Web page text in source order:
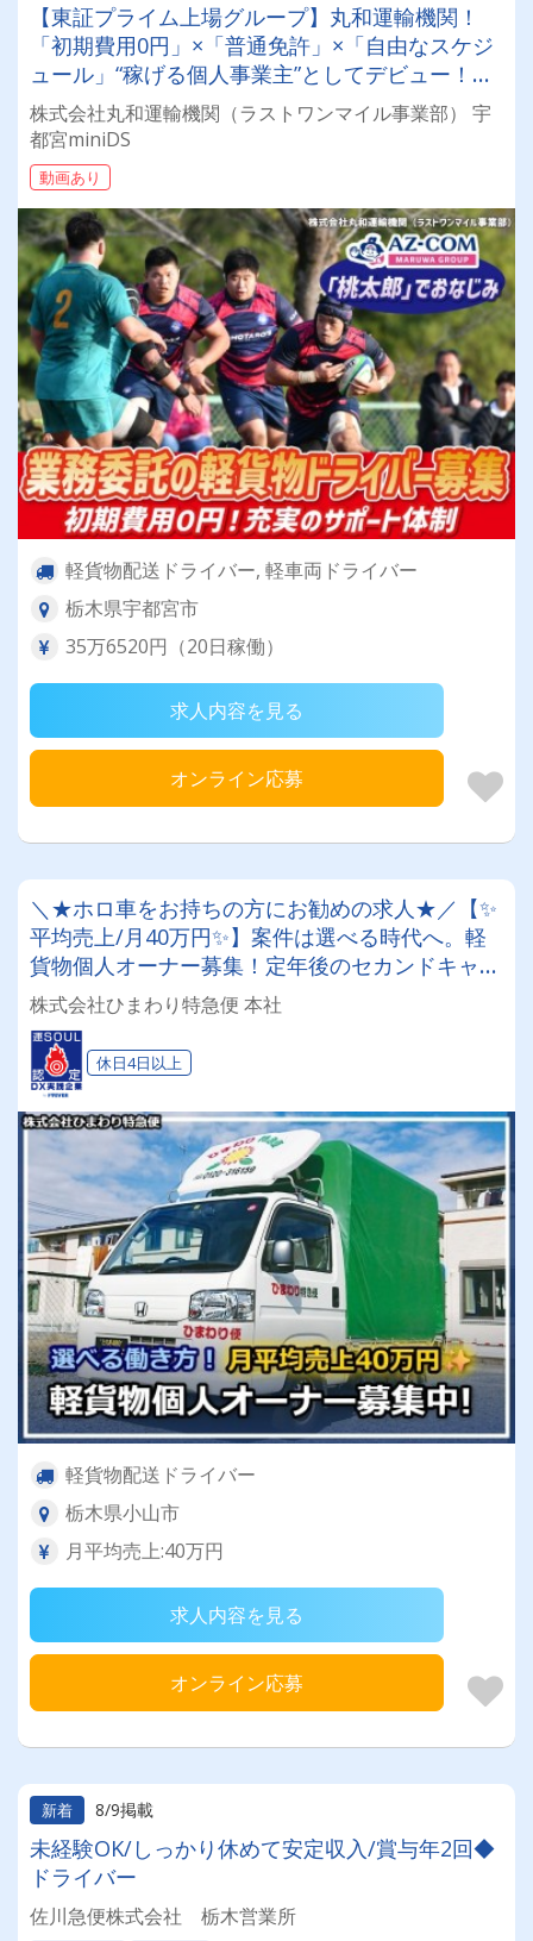
【東証プライム上場グループ】丸和運輸機関！
「初期費用0円」×「普通免許」×「自由なスケジ
ュール」“稼げる個人事業主”としてデビュー！確
定申告など充実のサポート体制も♪
株式会社丸和運輸機関（ラストワンマイル事業部） 宇
都宮miniDS
動画あり
軽貨物配送ドライバー, 軽車両ドライバー
栃木県宇都宮市
35万6520円（20日稼働）
求人内容を見る
オンライン応募
＼★ホロ車をお持ちの方にお勧めの求人★／【✨
平均売上/月40万円✨】案件は選べる時代へ。軽
貨物個人オーナー募集！定年後のセカンドキャリ
アにも！
株式会社ひまわり特急便 本社
休日4日以上
軽貨物配送ドライバー
栃木県小山市
月平均売上:40万円
求人内容を見る
オンライン応募
新着 8/9掲載
未経験OK/しっかり休めて安定収入/賞与年2回◆
ドライバー
佐川急便株式会社 栃木営業所